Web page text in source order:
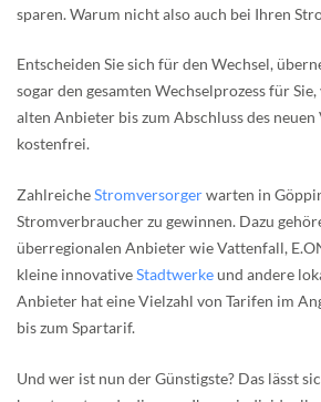
sparen. Warum nicht also auch bei Ihren
Entscheiden Sie sich für den Wechsel,
sogar den gesamten Wechselprozess für
alten Anbieter bis zum Abschluss des neuen
kostenfrei.
ZahlreicheStromversorgerwarten in
Stromverbraucher zu gewinnen. Dazu
überregionalen Anbieter wie Vattenfall,
kleine innovativeStadtwerkeund andere
Anbieter hat eine Vielzahl von Tarifen im
bis zum Spartarif.
Und wer ist nun der Günstigste? Das lässt